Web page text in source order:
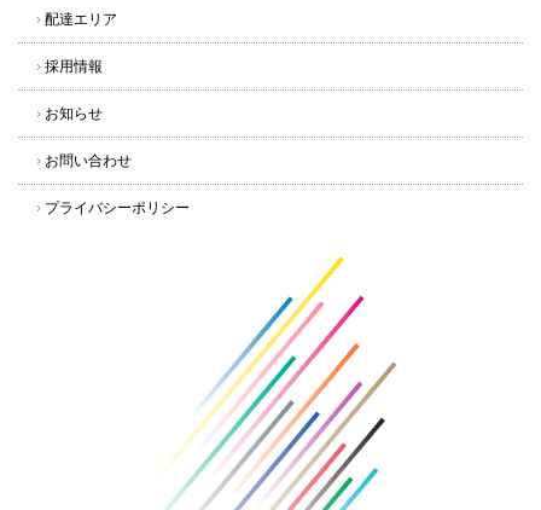
› 配達エリア
› 採用情報
› お知らせ
› お問い合わせ
› プライバシーポリシー